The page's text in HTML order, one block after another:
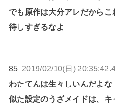
でも原作は大分アレだから
待しすぎるなよ
85: 2019/02/10(日)
わたてんは生々しいんだよな
似た設定のうざメイドは、キ